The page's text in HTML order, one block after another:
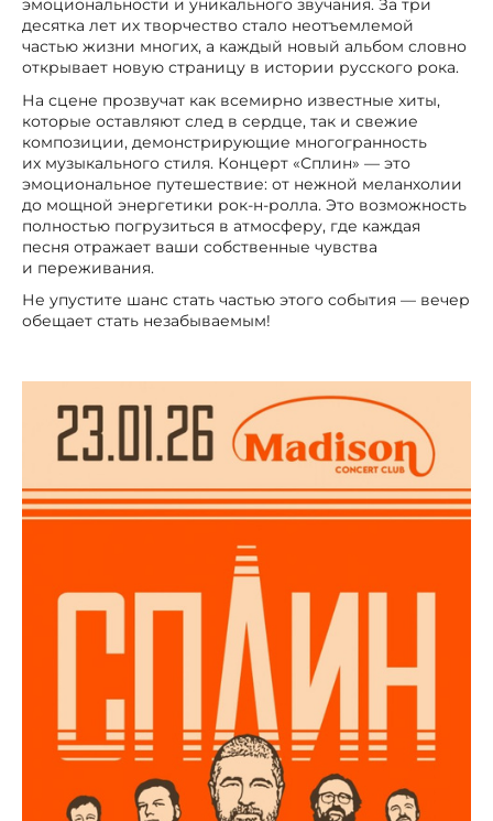
эмоциональности и уникального звучания. За три
десятка лет их творчество стало неотъемлемой
частью жизни многих, а каждый новый альбом словно
открывает новую страницу в истории русского рока.
На сцене прозвучат как всемирно известные хиты,
которые оставляют след в сердце, так и свежие
композиции, демонстрирующие многогранность
их музыкального стиля. Концерт «Сплин» — это
эмоциональное путешествие: от нежной меланхолии
до мощной энергетики рок-н-ролла. Это возможность
полностью погрузиться в атмосферу, где каждая
песня отражает ваши собственные чувства
и переживания.
Не упустите шанс стать частью этого события — вечер
обещает стать незабываемым!